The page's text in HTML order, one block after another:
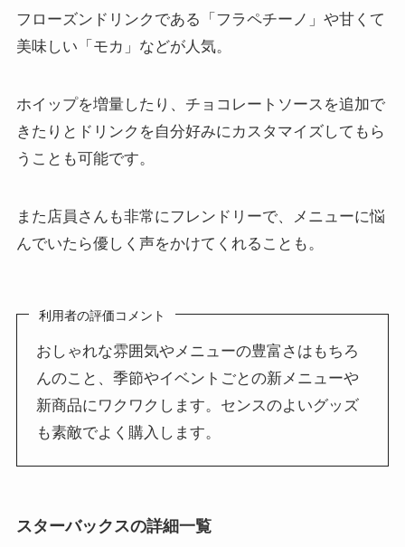
フローズンドリンクである「フラペチーノ」や甘くて
美味しい「モカ」などが人気。
ホイップを増量したり、チョコレートソースを追加で
きたりとドリンクを自分好みにカスタマイズしてもら
うことも可能です。
また店員さんも非常にフレンドリーで、メニューに悩
んでいたら優しく声をかけてくれることも。
利用者の評価コメント
おしゃれな雰囲気やメニューの豊富さはもちろ
んのこと、季節やイベントごとの新メニューや
新商品にワクワクします。センスのよいグッズ
も素敵でよく購入します。
スターバックスの詳細一覧